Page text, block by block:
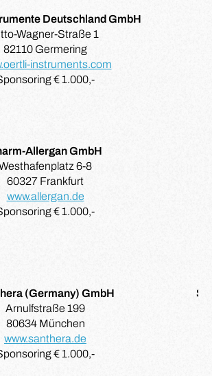
Deutschland GmbH
Wagner-Straße 1
82110 Germering
instruments.com
€ 1.000,-
Allergan GmbH
6-8
60327 Frankfurt
www.allergan.de
€ 1.000,-
(Germany) GmbH
Arnulfstraße 199
80634 München
www.santhera.de
€ 1.000,-